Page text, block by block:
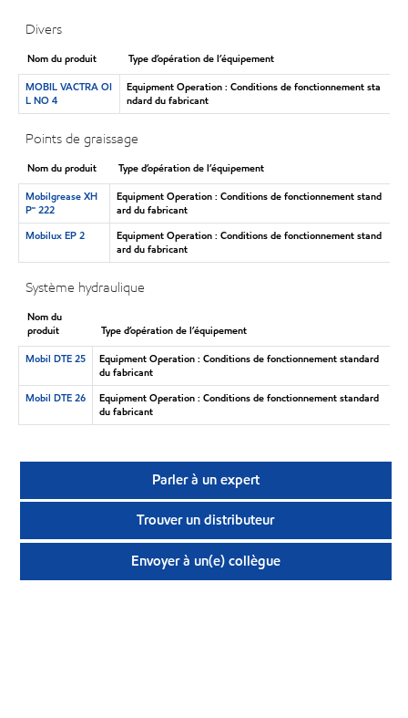
Divers
Nom du produit
Type d’opération de l’équipement
MOBIL VACTRA OI
L NO 4
Equipment Operation : Conditions de fonctionnement sta
ndard du fabricant
Points de graissage
Nom du produit
Type d’opération de l’équipement
Mobilgrease XH
P🅪 222
Equipment Operation : Conditions de fonctionnement stand
ard du fabricant
Mobilux EP 2
Equipment Operation : Conditions de fonctionnement stand
ard du fabricant
Système hydraulique
Nom du
produit
Type d’opération de l’équipement
Mobil DTE 25
Equipment Operation : Conditions de fonctionnement standard
du fabricant
Mobil DTE 26
Equipment Operation : Conditions de fonctionnement standard
du fabricant
Parler à un expert
Trouver un distributeur
Envoyer à un(e) collègue